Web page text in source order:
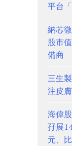
平台
納芯
股市
備商
三生
注皮
海偉
孖展
元、